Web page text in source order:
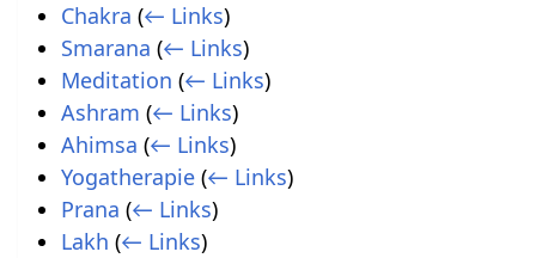
Chakra (← Links)
Smarana (← Links)
Meditation (← Links)
Ashram (← Links)
Ahimsa (← Links)
Yogatherapie (← Links)
Prana (← Links)
Lakh (← Links)